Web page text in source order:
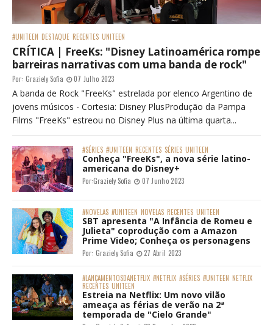
#UNITEEN DESTAQUE RECENTES UNITEEN
CRÍTICA | FreeKs: "Disney Latinoamérica rompe
barreiras narrativas com uma banda de rock"
Por: Graziely Sofia 07 Julho 2023
A banda de Rock "FreeKs" estrelada por elenco Argentino de
jovens músicos - Cortesia: Disney PlusProdução da Pampa
Films "FreeKs" estreou no Disney Plus na última quarta...
#SÉRIES #UNITEEN RECENTES SÉRIES UNITEEN
Conheça "FreeKs", a nova série latino-
americana do Disney+
Por:Graziely Sofia 07 Junho 2023
#NOVELAS #UNITEEN NOVELAS RECENTES UNITEEN
SBT apresenta "A Infância de Romeu e
Julieta" coprodução com a Amazon
Prime Video; Conheça os personagens
Por: Graziely Sofia 27 Abril 2023
#LANÇAMENTOSDANETFLIX #NETFLIX #SÉRIES #UNITEEN NETFLIX
RECENTES UNITEEN
Estreia na Netflix: Um novo vilão
ameaça as férias de verão na 2ª
temporada de "Cielo Grande"